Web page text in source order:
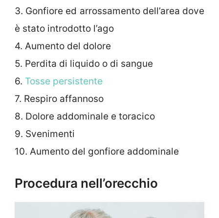
3. Gonfiore ed arrossamento dell’area dove
è stato introdotto l’ago
4. Aumento del dolore
5. Perdita di liquido o di sangue
6. Tosse persistente
7. Respiro affannoso
8. Dolore addominale e toracico
9. Svenimenti
10. Aumento del gonfiore addominale
Procedura nell’orecchio